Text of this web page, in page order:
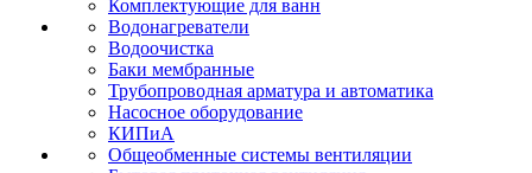
Комплектующие для ванн
Водонагреватели
Водоочистка
Баки мембранные
Трубопроводная арматура и автоматика
Насосное оборудование
КИПиА
Общеобменные системы вентиляции